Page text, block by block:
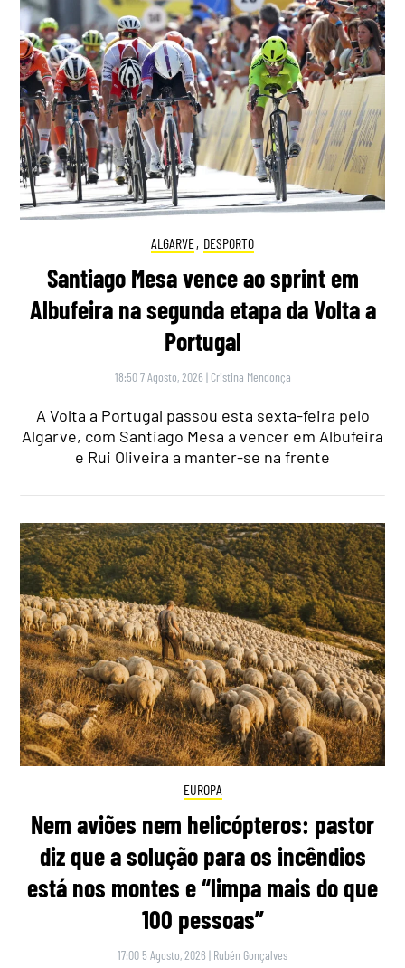
ALGARVE, DESPORTO
Santiago Mesa vence ao sprint em
Albufeira na segunda etapa da Volta a
Portugal
18:50 7 Agosto, 2026 | Cristina Mendonça
A Volta a Portugal passou esta sexta-feira pelo
Algarve, com Santiago Mesa a vencer em Albufeira
e Rui Oliveira a manter-se na frente
EUROPA
Nem aviões nem helicópteros: pastor
diz que a solução para os incêndios
está nos montes e “limpa mais do que
100 pessoas”
17:00 5 Agosto, 2026 | Rubén Gonçalves